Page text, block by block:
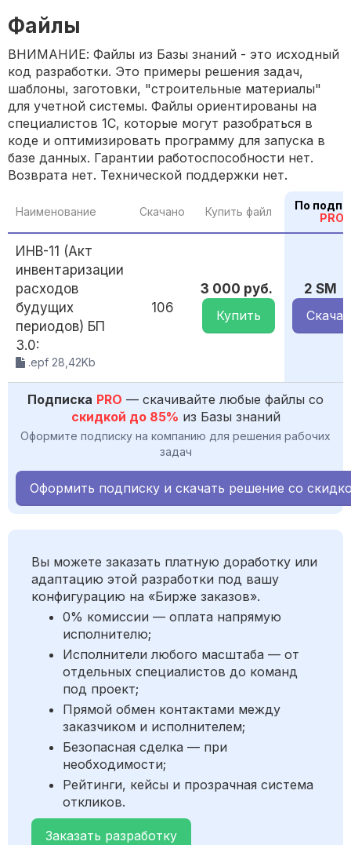
Файлы
ВНИМАНИЕ: Файлы из Базы знаний - это исходный
код разработки. Это примеры решения задач,
шаблоны, заготовки, "строительные материалы"
для учетной системы. Файлы ориентированы на
специалистов 1С, которые могут разобраться в
коде и оптимизировать программу для запуска в
базе данных. Гарантии работоспособности нет.
Возврата нет. Технической поддержки нет.
Наименование Скачано Купить файл
По
PRO
ИНВ-11 (Акт
инвентаризации
расходов
будущих
периодов) БП
3.0:
.epf 28,42Kb
106
3 000 руб.
Купить
2 SM
Подписка PRO — скачивайте любые файлы со
скидкой до 85% из Базы знаний
Оформите подписку на компанию для решения рабочих
задач
Оформить подписку и скачать решение со
Вы можете заказать платную доработку или
адаптацию этой разработки под вашу
конфигурацию на «Бирже заказов».
0% комиссии — оплата напрямую
исполнителю;
Исполнители любого масштаба — от
отдельных специалистов до команд
под проект;
Прямой обмен контактами между
заказчиком и исполнителем;
Безопасная сделка — при
необходимости;
Рейтинги, кейсы и прозрачная система
откликов.
Заказать разработку